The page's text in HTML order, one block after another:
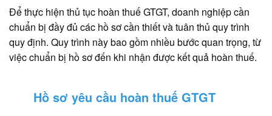
Để thực hiện thủ tục hoàn thuế GTGT, doanh nghiệp cần
chuẩn bị đầy đủ các hồ sơ cần thiết và tuân thủ quy trình
quy định. Quy trình này bao gồm nhiều bước quan trọng, từ
việc chuẩn bị hồ sơ đến khi nhận được kết quả hoàn thuế.
Hồ sơ yêu cầu hoàn thuế GTGT